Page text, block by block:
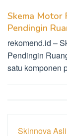
Skema Motor
Pendingin
rekomend.id –
Pendingin
satu komponen
Skinnova